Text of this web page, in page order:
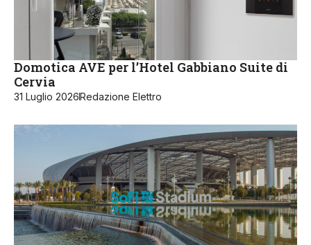
Domotica AVE per l’Hotel Gabbiano Suite di
Cervia
31 Luglio 2026Redazione Elettro